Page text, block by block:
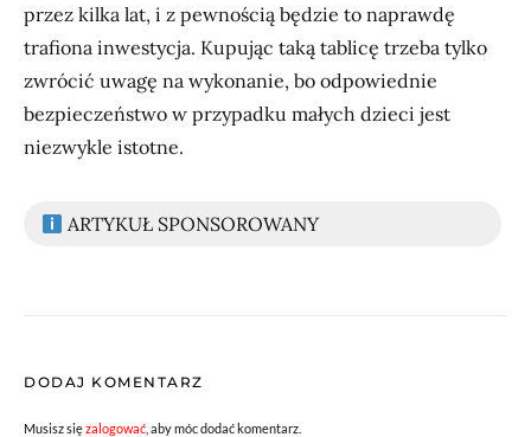
przez kilka lat, i z pewnością będzie to naprawdę
trafiona inwestycja. Kupując taką tablicę trzeba tylko
zwrócić uwagę na wykonanie, bo odpowiednie
bezpieczeństwo w przypadku małych dzieci jest
niezwykle istotne.
ARTYKUŁ SPONSOROWANY
DODAJ KOMENTARZ
Musisz sięzalogować , aby móc dodać komentarz.